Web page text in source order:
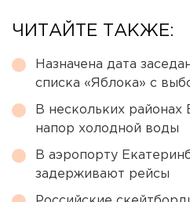
ЧИТАЙТЕ ТАКЖЕ:
Назначена дата
списка «Яблока» с
В нескольких районах
напор холодной воды
В аэропорту
задерживают рейсы